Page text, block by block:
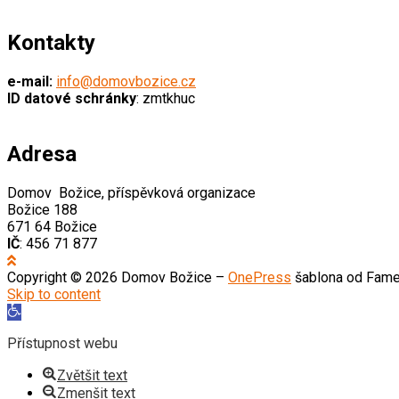
Kontakty
e-mail: info@domovbozice.cz
ID datové schránky: zmtkhuc
Adresa
Domov Božice, příspěvková organizace
Božice 188
671 64 Božice
IČ: 456 71 877
Copyright © 2026 Domov Božice – OnePress šablona od
Skip to content
Open
Přístupnost webu
Zvětšit text
Zmenšit text